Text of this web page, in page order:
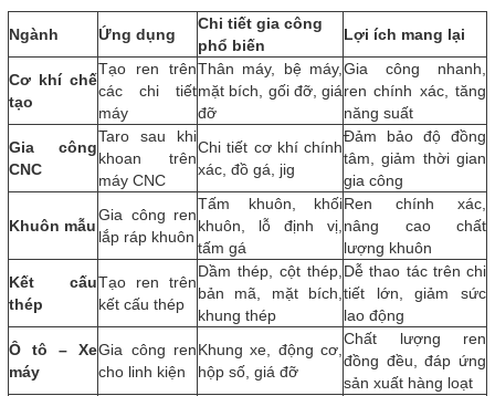
Ngành Ứng dụng
Chi tiết gia công
phổ biến
Lợi ích mang lại
Cơ khí chế
tạo
Tạo ren trên
các chi tiết
máy
Thân máy, bệ máy,
mặt bích, gối đỡ, giá
đỡ
Gia công nhanh,
ren chính xác, tăng
năng suất
Gia công
CNC
Taro sau khi
khoan trên
máy CNC
Chi tiết cơ khí chính
xác, đồ gá, jig
Đảm bảo độ đồng
tâm, giảm thời gian
gia công
Khuôn mẫu
Gia công ren
lắp ráp khuôn
Tấm khuôn, khối
khuôn, lỗ định vị,
tấm gá
Ren chính xác,
nâng cao chất
lượng khuôn
Kết cấu
thép
Tạo ren trên
kết cấu thép
Dầm thép, cột thép,
bản mã, mặt bích,
khung thép
Dễ thao tác trên chi
tiết lớn, giảm sức
lao động
Ô tô – Xe
máy
Gia công ren
cho linh kiện
Khung xe, động cơ,
hộp số, giá đỡ
Chất lượng ren
đồng đều, đáp ứng
sản xuất hàng loạt